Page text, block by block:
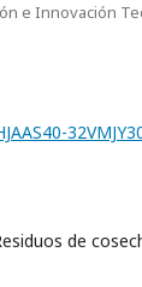
e Innovación
de